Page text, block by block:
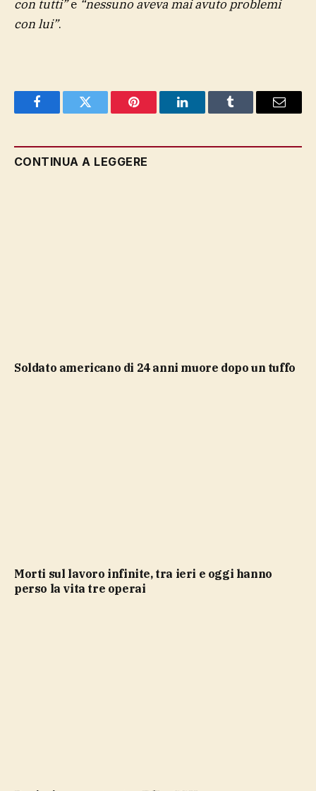
con tutti”e “nessuno aveva mai avuto problemi
con lui”.
FacebookTwitter Pinterest LinkedInTumblr Email
CONTINUA A LEGGERE
soldato americano di 24 anni muore dopo un tuffo
Morti sul lavoro infinite, tra ieri e oggi hanno
perso la vita tre operai